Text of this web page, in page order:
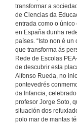
transformar a
de Ciencias da
entrada como o
en España dunha
países. “Isto non é
que transforma ás
Rede de Escolas
de descubrir esta
Alfonso Rueda, no
pontevedrés
da Infancia,
profesor Jorge Soto,
situación dos
polo mar de mantas